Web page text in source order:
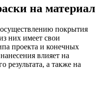
на материал
покрытия
них имеет свои
проекта и конечных
влияет на
результата, а также на